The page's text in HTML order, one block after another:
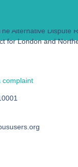
with complaints
Alternative Dispute
for London and
complaint